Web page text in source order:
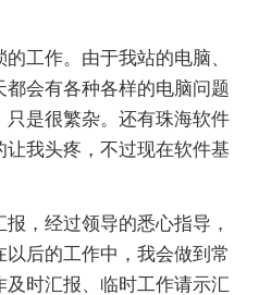
工作。由于我站的电脑、
会有各种各样的电脑问题
是很繁杂。还有珠海软件
我头疼，不过现在软件基
，经过领导的悉心指导，
后的工作中，我会做到常
时汇报、临时工作请示汇